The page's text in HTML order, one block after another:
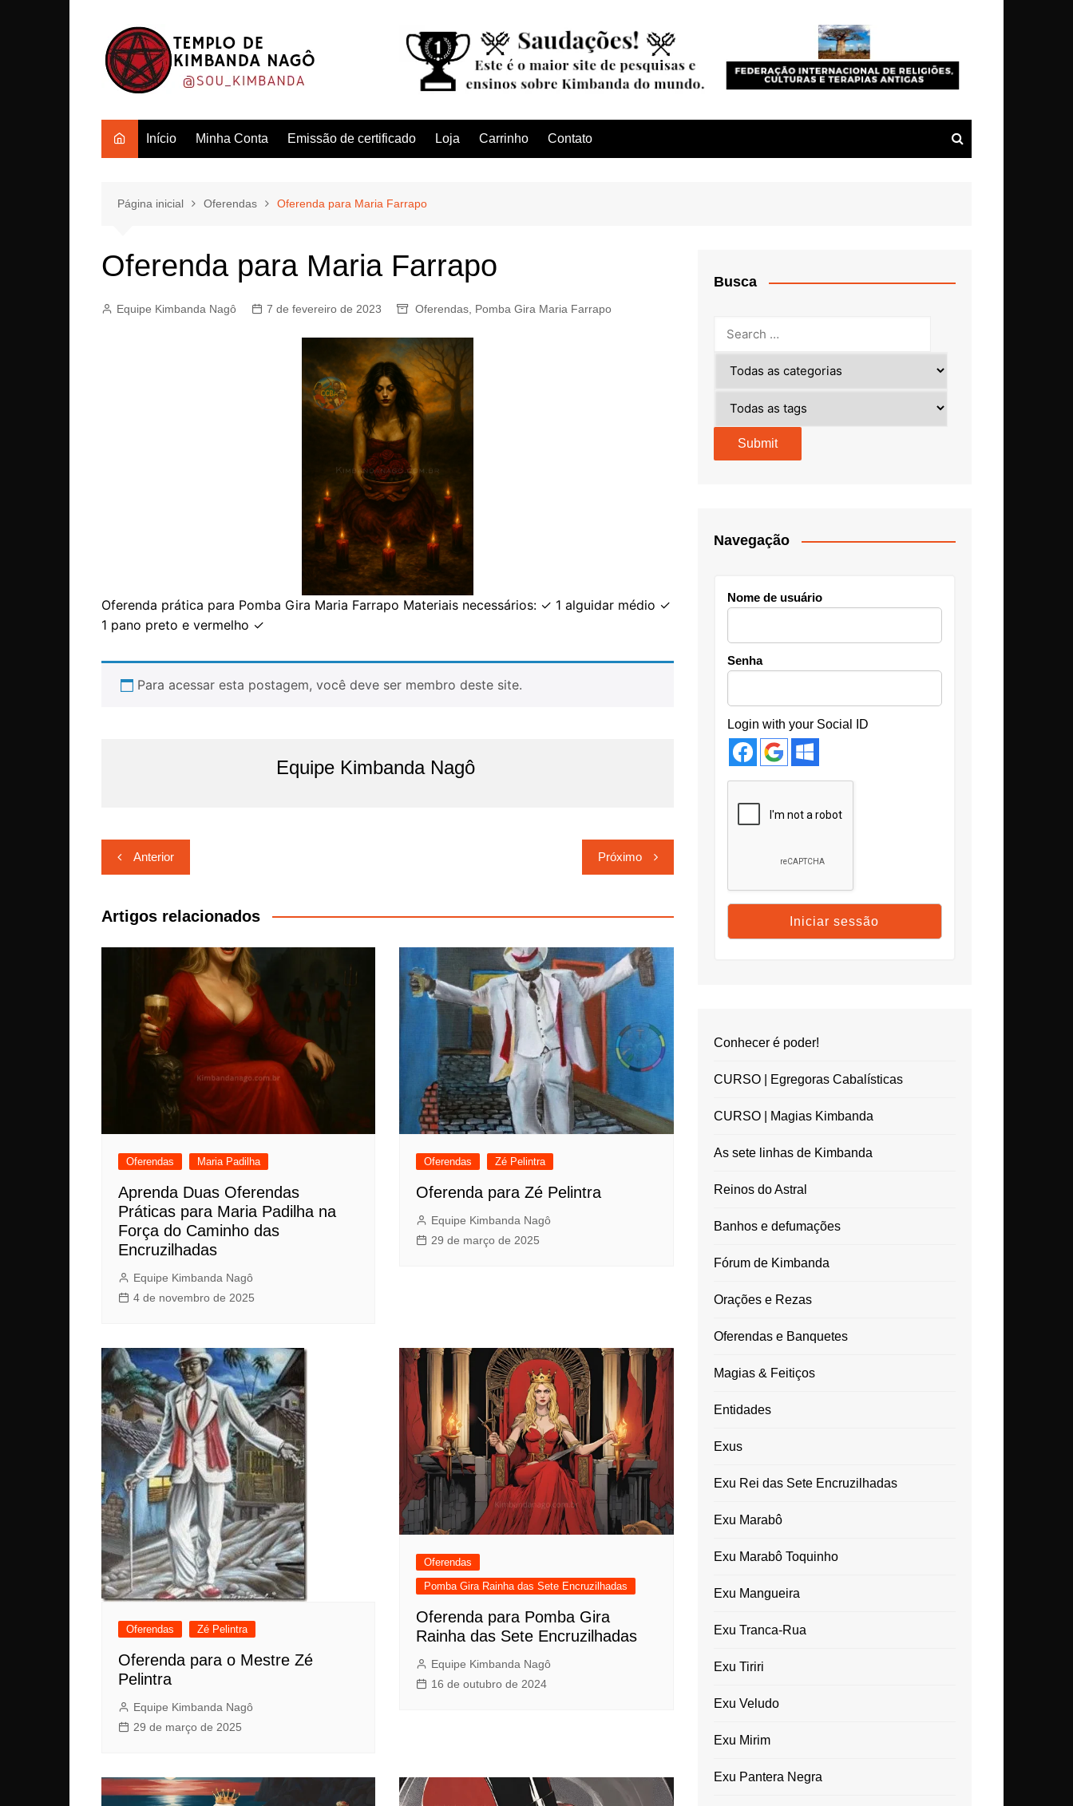
Início Minha Conta Emissão de certificado Loja Carrinho Contato
Página inicial Oferendas Oferenda para Maria Farrapo
Oferenda para Maria Farrapo
Equipe Kimbanda Nagô 7 de fevereiro de 2023 Oferendas Pomba Gira Maria Farrapo
Oferenda prática para Pomba Gira Maria Farrapo Materiais necessários: ✓ 1 alguidar médio ✓
1 pano preto e vermelho ✓
Para acessar esta postagem, você deve ser membro deste site.
Equipe Kimbanda Nagô
Navegação
de
Post
Anterior Próximo
Artigos relacionados
Oferendas Maria Padilha
Aprenda Duas Oferendas
Práticas para Maria Padilha na
Força do Caminho das
Encruzilhadas
Equipe Kimbanda Nagô
4 de novembro de 2025
Oferendas Zé Pelintra
Oferenda para Zé Pelintra
Equipe Kimbanda Nagô
29 de março de 2025
Oferendas Zé Pelintra
Oferenda para o Mestre Zé
Pelintra
Equipe Kimbanda Nagô
29 de março de 2025
Oferendas
Pomba Gira Rainha das Sete Encruzilhadas
Oferenda para Pomba Gira
Rainha das Sete Encruzilhadas
Equipe Kimbanda Nagô
16 de outubro de 2024
Busca
Navegação
Nome de usuário
Senha
Login with your Social ID
Conhecer é poder!
CURSO | Egregoras Cabalísticas
CURSO | Magias Kimbanda
As sete linhas de Kimbanda
Reinos do Astral
Banhos e defumações
Fórum de Kimbanda
Orações e Rezas
Oferendas e Banquetes
Magias & Feitiços
Entidades
Exus
Exu Rei das Sete Encruzilhadas
Exu Marabô
Exu Marabô Toquinho
Exu Mangueira
Exu Tranca-Rua
Exu Tiriri
Exu Veludo
Exu Mirim
Exu Pantera Negra